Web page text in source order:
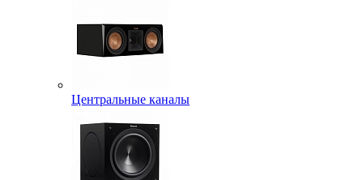
Центральные каналы